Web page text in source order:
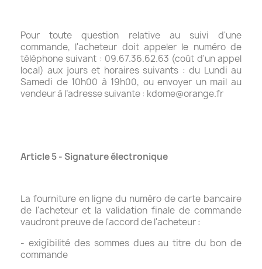
Pour toute question relative au suivi d'une
commande, l'acheteur doit appeler le numéro de
téléphone suivant : 09.67.36.62.63 (coût d'un appel
local) aux jours et horaires suivants : du Lundi au
Samedi de 10h00 à 19h00, ou envoyer un mail au
vendeur à l’adresse suivante : kdome@orange.fr
Article 5 - Signature électronique
La fourniture en ligne du numéro de carte bancaire
de l'acheteur et la validation finale de commande
vaudront preuve de l'accord de l'acheteur :
- exigibilité des sommes dues au titre du bon de
commande